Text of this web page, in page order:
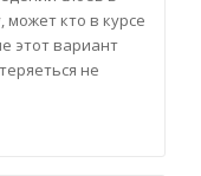
может кто в курсе
этот вариант
не